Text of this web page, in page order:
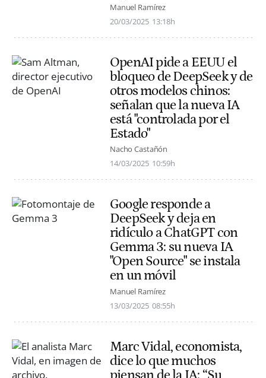
Manuel Ramírez
20/03/2025 13:18h
OpenAI pide a EEUU el
bloqueo de DeepSeek y de
otros modelos chinos:
señalan que la nueva IA
está "controlada por el
Estado"
Nacho Castañón
14/03/2025 10:59h
Google responde a
DeepSeek y deja en
ridículo a ChatGPT con
Gemma 3: su nueva IA
"Open Source" se instala
en un móvil
Manuel Ramírez
13/03/2025 08:55h
Marc Vidal, economista,
dice lo que muchos
piensan de la IA: “Su